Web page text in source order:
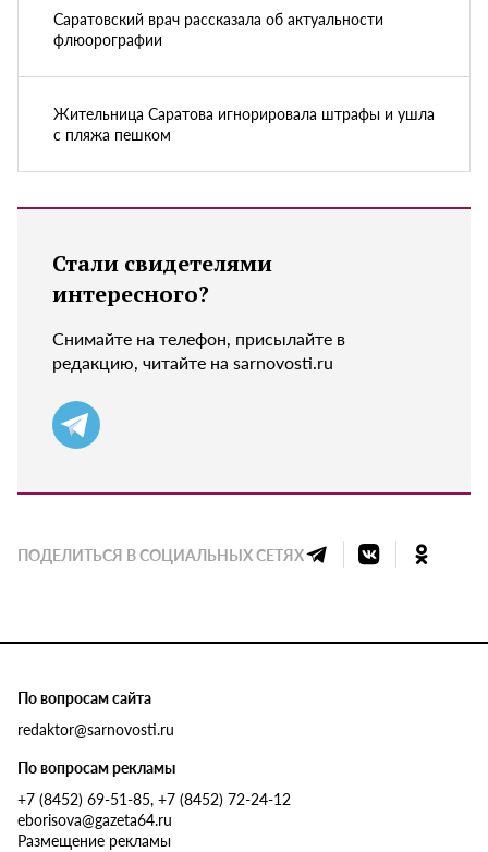
Саратовский врач рассказала об актуальности
флюорографии
Жительница Саратова игнорировала штрафы и ушла
с пляжа пешком
Стали свидетелями
интересного?
Снимайте на телефон, присылайте в
редакцию, читайте на sarnovosti.ru
ПОДЕЛИТЬСЯ В СОЦИАЛЬНЫХ СЕТЯХ
По вопросам сайта
redaktor@sarnovosti.ru
По вопросам рекламы
+7 (8452) 69-51-85, +7 (8452) 72-24-12
eborisova@gazeta64.ru
Размещение рекламы